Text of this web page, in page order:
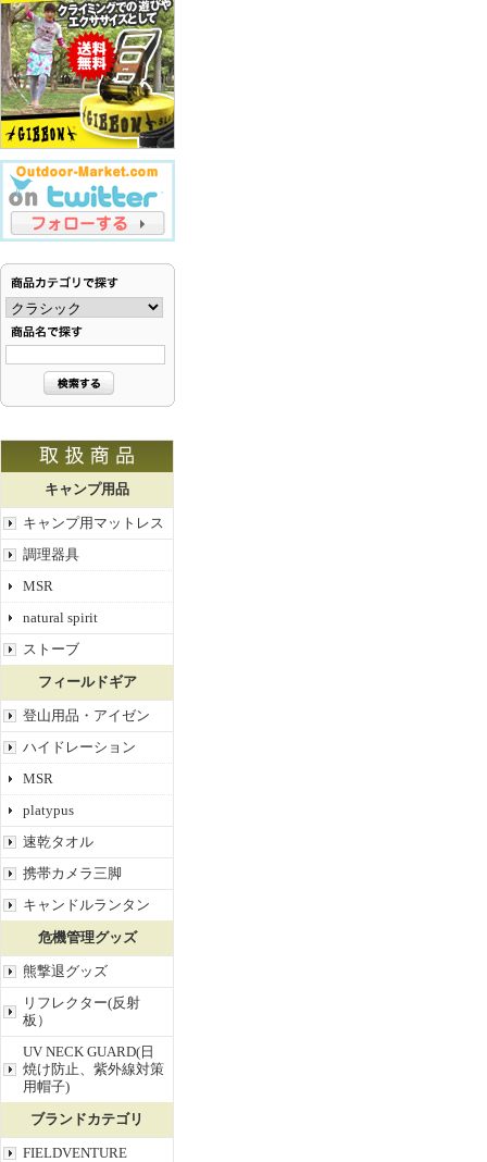
キャンプ用品
キャンプ用マットレス
調理器具
MSR
natural spirit
ストーブ
フィールドギア
登山用品・アイゼン
ハイドレーション
MSR
platypus
速乾タオル
携帯カメラ三脚
キャンドルランタン
危機管理グッズ
熊撃退グッズ
リフレクター(反射
板）
UV NECK GUARD(日
焼け防止、紫外線対策
用帽子)
ブランドカテゴリ
FIELDVENTURE